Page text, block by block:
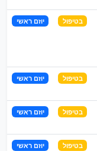
בטיפול יוזם ראשי
בטיפול יוזם ראשי
בטיפול יוזם ראשי
בטיפול יוזם ראשי